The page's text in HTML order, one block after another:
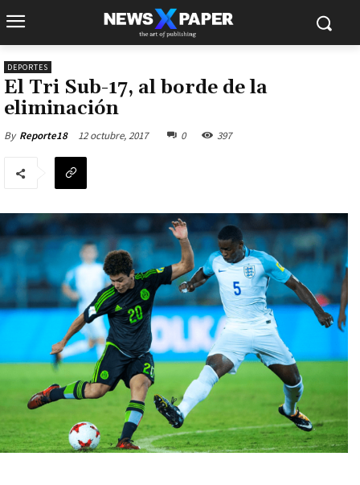
DEPORTES
El Tri Sub-17, al borde de la
eliminación
By Reporte18 12 octubre, 2017 0 397